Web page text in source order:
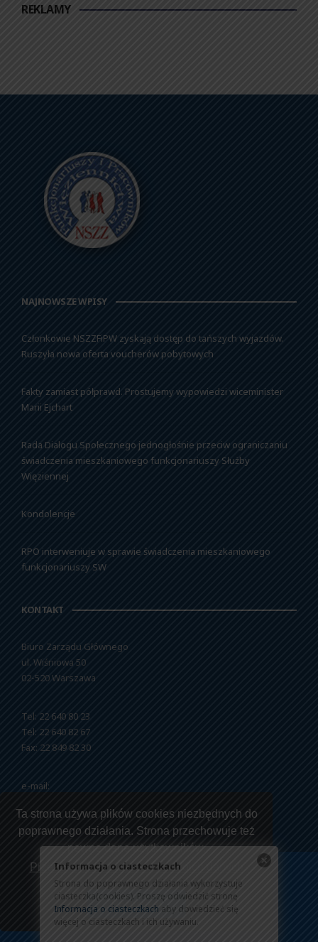
Ta strona używa plików cookies niezbędnych do
poprawnego działania. Strona przechowuje też
pewne dane użytkowników.
Przeczytaj jak korzystamy z twoich danych
Rozumiem
REKLAMY
NAJNOWSZE WPISY
Członkowie NSZZFiPW zyskają dostęp do tańszych wyjazdów.
Ruszyła nowa oferta voucherów pobytowych
Fakty zamiast półprawd. Prostujemy wypowiedzi wiceminister
Marii Ejchart
Rada Dialogu Społecznego jednogłośnie przeciw ograniczaniu
świadczenia mieszkaniowego funkcjonariuszy Służby
Więziennej
Kondolencje
RPO interweniuje w sprawie świadczenia mieszkaniowego
funkcjonariuszy SW
KONTAKT
Biuro Zarządu Głównego
ul. Wiśniowa 50
02-520 Warszawa
Tel: 22 640 80 23
Tel: 22 640 82 67
Fax: 22 849 82 30
e-mail:
Copyright © 2026 NSZZ Funkcjonariuszy i Pracowników
Więziennictwa.
Informacja o ciasteczkach
Strona do poprawnego działania wykorzystuje
ciasteczka(cookies). Proszę odwiedzić stronę
Informacja o ciasteczkach aby dowiedzieć się
więcej o ciasteczkach i ich używaniu.